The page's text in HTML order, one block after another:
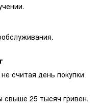
считая день покупки
свыше 25 тысяч гривен.